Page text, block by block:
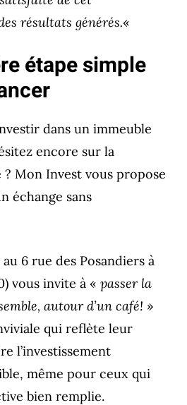
résultats générés.«
étape simple
dans un immeuble
encore sur la
Mon Invest vous propose
échange sans
6 rue des Posandiers à
vous invite à « passer la
autour d’un café! »
qui reflète leur
l’investissement
même pour ceux qui
bien remplie.